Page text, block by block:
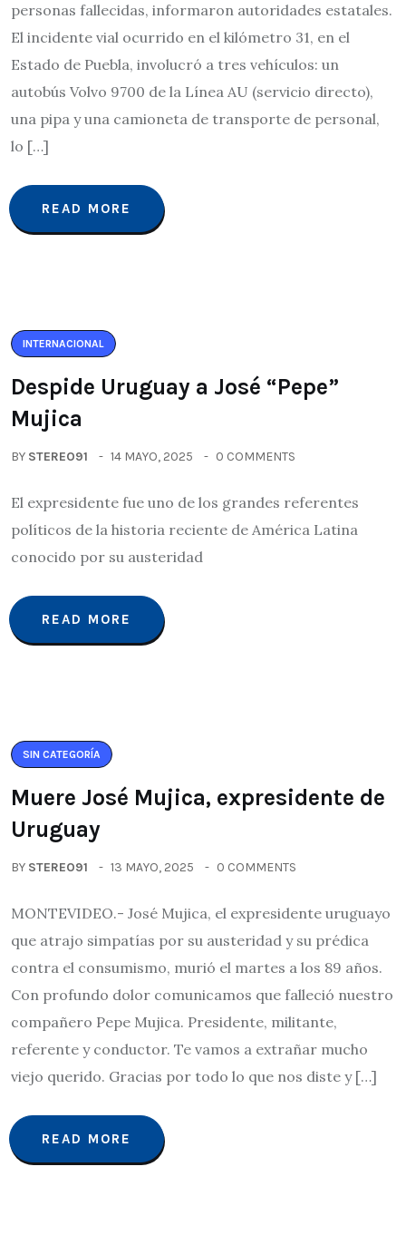
personas fallecidas, informaron autoridades estatales.
El incidente vial ocurrido en el kilómetro 31, en el
Estado de Puebla, involucró a tres vehículos: un
autobús Volvo 9700 de la Línea AU (servicio directo),
una pipa y una camioneta de transporte de personal,
lo […]
READ MORE
INTERNACIONAL
Despide Uruguay a José “Pepe”
Mujica
BY STEREO91 14 MAYO, 2025 0 COMMENTS
El expresidente fue uno de los grandes referentes
políticos de la historia reciente de América Latina
conocido por su austeridad
READ MORE
SIN CATEGORÍA
Muere José Mujica, expresidente de
Uruguay
BY STEREO91 13 MAYO, 2025 0 COMMENTS
MONTEVIDEO.- José Mujica, el expresidente uruguayo
que atrajo simpatías por su austeridad y su prédica
contra el consumismo, murió el martes a los 89 años.
Con profundo dolor comunicamos que falleció nuestro
compañero Pepe Mujica. Presidente, militante,
referente y conductor. Te vamos a extrañar mucho
viejo querido. Gracias por todo lo que nos diste y […]
READ MORE